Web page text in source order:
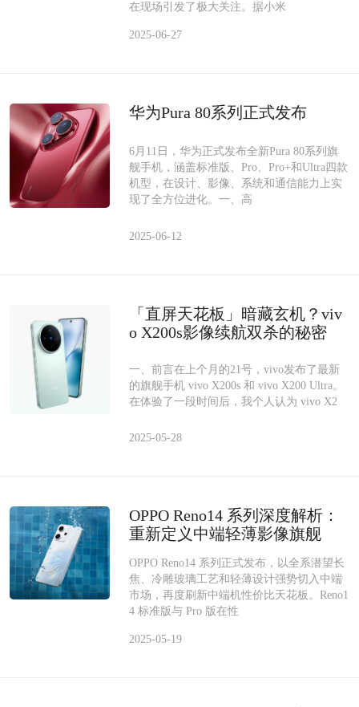
在现场引发了极大关注。据小米
2025-06-27
华为Pura 80系列正式发布
6月11日，华为正式发布全新Pura 80系列旗
舰手机，涵盖标准版、Pro、Pro+和Ultra四款
机型，在设计、影像、系统和通信能力上实
现了全方位进化。一、高
2025-06-12
「直屏天花板」暗藏玄机？viv
o X200s影像续航双杀的秘密
一、前言在上个月的21号，vivo发布了最新
的旗舰手机 vivo X200s 和 vivo X200 Ultra。
在体验了一段时间后，我个人认为 vivo X2
2025-05-28
OPPO Reno14 系列深度解析：
重新定义中端轻薄影像旗舰
OPPO Reno14 系列正式发布，以全系潜望长
焦、冷雕玻璃工艺和轻薄设计强势切入中端
市场，再度刷新中端机性价比天花板。Reno1
4 标准版与 Pro 版在性
2025-05-19